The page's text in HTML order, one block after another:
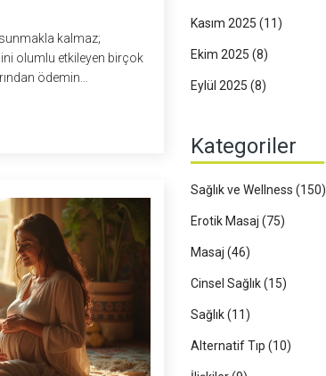
kalmaz;
olumlu etkileyen birçok
ödemin
getirir. Hamileler için
Kasım 2025 (11)
Ekim 2025 (8)
Eylül 2025 (8)
Kategoriler
Sağlık ve Wellness (150)
Erotik Masaj (75)
Masaj (46)
Cinsel Sağlık(15)
Sağlık(11)
Alternatif Tıp (10)